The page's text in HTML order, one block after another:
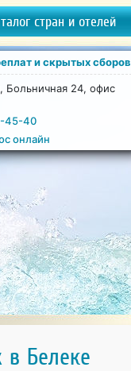
и скрытых сборов
Больничная 24, офис
45-40
онлайн
стран и отелей
Белеке